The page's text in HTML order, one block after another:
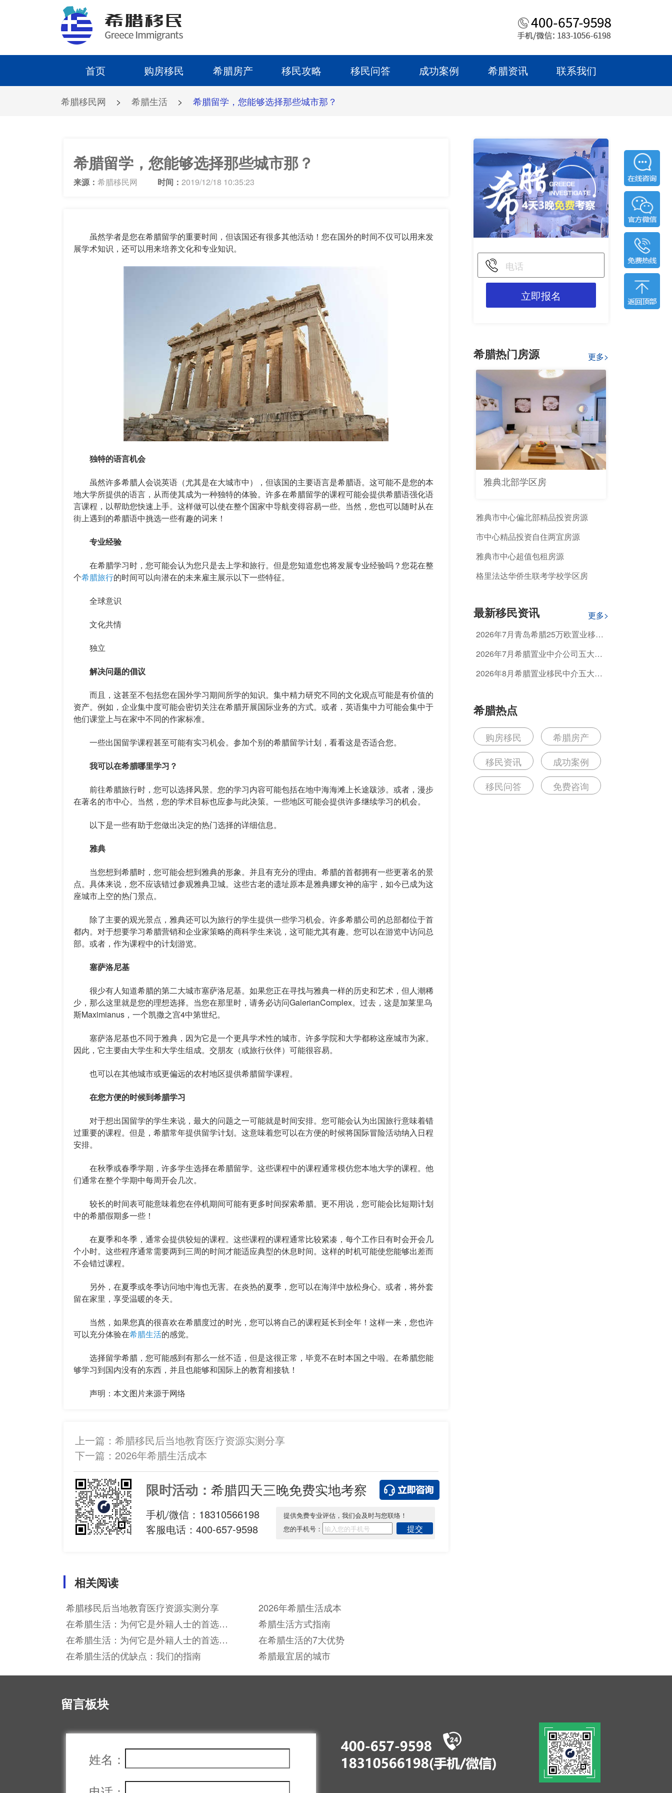
首页 购房移民 希腊房产 移民攻略 移民问答 成功案例 希腊资讯 联系我们
希腊移民网 > 希腊生活 > 希腊留学，您能够选择那些城市那？
希腊留学，您能够选择那些城市那？
来源： 希腊移民网 时间： 2019/12/18 10:35:23
虽然学者是您在希腊留学的重要时间，但该国还有很多其他活动！您在国外的时间不仅可以用来发
展学术知识，还可以用来培养文化和专业知识。
独特的语言机会
虽然许多希腊人会说英语（尤其是在大城市中），但该国的主要语言是希腊语。这可能不是您的本
地大学所提供的语言，从而使其成为一种独特的体验。许多在希腊留学的课程可能会提供希腊语强化语
言课程，以帮助您快速上手。这样做可以使在整个国家中导航变得容易一些。当然，您也可以随时从在
街上遇到的希腊语中挑选一些有趣的词来！
专业经验
在希腊学习时，您可能会认为您只是去上学和旅行。但是您知道您也将发展专业经验吗？您花在整
个希腊旅行的时间可以向潜在的未来雇主展示以下一些特征。
全球意识
文化共情
独立
解决问题的倡议
而且，这甚至不包括您在国外学习期间所学的知识。集中精力研究不同的文化观点可能是有价值的
资产。例如，企业集中度可能会密切关注在希腊开展国际业务的方式。或者，英语集中力可能会集中于
他们课堂上与在家中不同的作家标准。
一些出国留学课程甚至可能有实习机会。参加个别的希腊留学计划，看看这是否适合您。
我可以在希腊哪里学习？
前往希腊旅行时，您可以选择风景。您的学习内容可能包括在地中海海滩上长途跋涉。或者，漫步
在著名的市中心。当然，您的学术目标也应参与此决策。一些地区可能会提供许多继续学习的机会。
以下是一些有助于您做出决定的热门选择的详细信息。
雅典
当您想到希腊时，您可能会想到雅典的形象。并且有充分的理由。希腊的首都拥有一些更著名的景
点。具体来说，您不应该错过参观雅典卫城。这些古老的遗址原本是雅典娜女神的庙宇，如今已成为这
座城市上空的热门景点。
除了主要的观光景点，雅典还可以为旅行的学生提供一些学习机会。许多希腊公司的总部都位于首
都内。对于想要学习希腊营销和企业家策略的商科学生来说，这可能尤其有趣。您可以在游览中访问总
部。或者，作为课程中的计划游览。
塞萨洛尼基
很少有人知道希腊的第二大城市塞萨洛尼基。如果您正在寻找与雅典一样的历史和艺术，但人潮稀
少，那么这里就是您的理想选择。当您在那里时，请务必访问GalerianComplex。过去，这是加莱里乌
斯Maximianus，一个凯撒之宫4中第世纪。
塞萨洛尼基也不同于雅典，因为它是一个更具学术性的城市。许多学院和大学都称这座城市为家。
因此，它主要由大学生和大学生组成。交朋友（或旅行伙伴）可能很容易。
也可以在其他城市或更偏远的农村地区提供希腊留学课程。
在您方便的时候到希腊学习
对于想出国留学的学生来说，最大的问题之一可能就是时间安排。您可能会认为出国旅行意味着错
过重要的课程。但是，希腊常年提供留学计划。这意味着您可以在方便的时候将国际冒险活动纳入日程
安排。
在秋季或春季学期，许多学生选择在希腊留学。这些课程中的课程通常模仿您本地大学的课程。他
们通常在整个学期中每周开会几次。
较长的时间表可能意味着您在停机期间可能有更多时间探索希腊。更不用说，您可能会比短期计划
中的希腊假期多一些！
在夏季和冬季，通常会提供较短的课程。这些课程的课程通常比较紧凑，每个工作日有时会开会几
个小时。这些程序通常需要两到三周的时间才能适应典型的休息时间。这样的时机可能使您能够出差而
不会错过课程。
另外，在夏季或冬季访问地中海也无害。在炎热的夏季，您可以在海洋中放松身心。或者，将外套
留在家里，享受温暖的冬天。
当然，如果您真的很喜欢在希腊度过的时光，您可以将自己的课程延长到全年！这样一来，您也许
可以充分体验在希腊生活的感觉。
选择留学希腊，您可能感到有那么一丝不适，但是这很正常，毕竟不在时本国之中啦。在希腊您能
够学习到国内没有的东西，并且也能够和国际上的教育相接轨！
声明：本文图片来源于网络
上一篇： 希腊移民后当地教育医疗资源实测分享
下一篇： 2026年希腊生活成本
限时活动： 希腊四天三晚免费实地考察
手机/微信： 18310566198
客服电话：400-657-9598
提供免费专业评估，我们会及时与您联络！
您的手机号：
提交
相关阅读
希腊移民后当地教育医疗资源实测分享
2026年希腊生活成本
在希腊生活：为何它是外籍人士的首选之
地
希腊生活方式指南
在希腊生活：为何它是外籍人士的首选之
地
在希腊生活的7大优势
在希腊生活的优缺点：我们的指南
希腊最宜居的城市
立即报名
希腊热门房源 更多>
雅典北部学区房
雅典市中心偏北部精品投资房源
市中心精品投资自住两宜房源
雅典市中心超值包租房源
格里法达华侨生联考学校学区房
最新移民资讯
更多>
2026年7月青岛希腊25万欧置业移
的坑？
2026年7月希腊置业中介公司五大排
2026年8月希腊置业移民中介五大排
希腊热点
购房移民
希腊房产
移民资讯
成功案例
移民问答
免费咨询
留言板块
姓名：